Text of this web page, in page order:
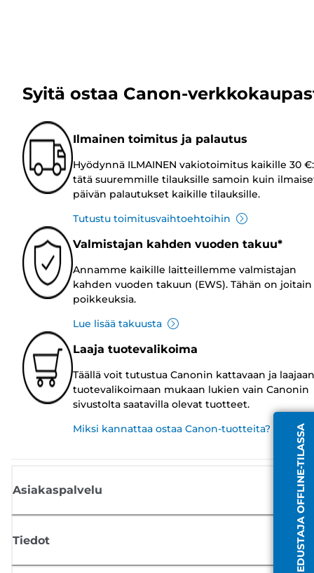
EDUSTAJA OFFLINE-TILASSA
Syitä ostaa Canon-
Ilmainen toimitus ja palautus
Hyödynnä ILMAINEN vakiotoimitus kaikille 30
tätä suuremmille tilauksille samoin kuin
päivän palautukset kaikille tilauksille.
Tutustu toimitusvaihtoehtoihin
Valmistajan kahden vuoden takuu*
Annamme kaikille laitteillemme valmistajan
kahden vuoden takuun (EWS). Tähän on joitain
poikkeuksia.
Lue lisää takuusta
Laaja tuotevalikoima
Täällä voit tutustua Canonin kattavaan ja laajaan
tuotevalikoimaan mukaan lukien vain Canonin
sivustolta saatavilla olevat tuotteet.
Miksi kannattaa ostaa Canon-tuotteita?
Asiakaspalvelu
Tiedot